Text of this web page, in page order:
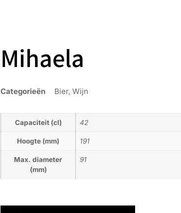
Mihaela
Categorieën Bier, Wijn
Capaciteit (cl) 42
Hoogte (mm) 191
Max. diameter
(mm)
91